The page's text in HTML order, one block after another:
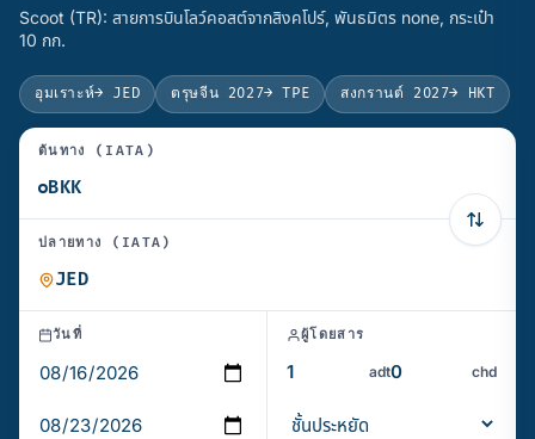
Scoot (TR): สายการบินโลว์คอสต์จากสิงคโปร์, พันธมิตร none, กระเป๋า
10 กก.
อุมเราะห์→ JED ตรุษจีน 2027→ TPE สงกรานต์ 2027→ HKT
ต้นทาง (IATA)
ปลายทาง (IATA)
วันที่ ผู้โดยสาร
adt chd